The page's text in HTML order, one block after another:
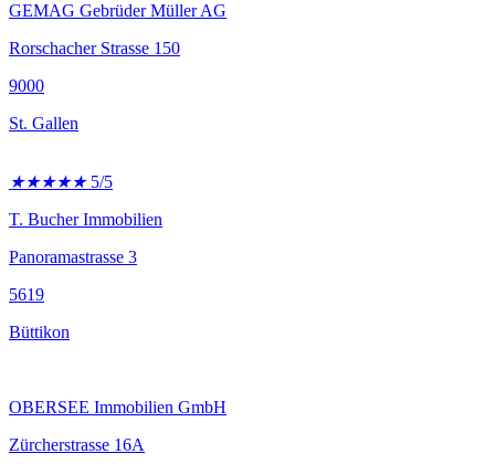
GEMAG Gebrüder Müller AG
Rorschacher Strasse 150
9000
St. Gallen
★★★★★ 5/5
T. Bucher Immobilien
Panoramastrasse 3
5619
Büttikon
OBERSEE Immobilien GmbH
Zürcherstrasse 16A